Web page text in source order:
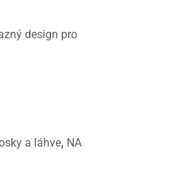
design pro
a láhve, NA